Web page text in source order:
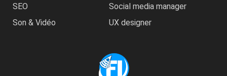
SEO
Social media manager
Son & Vidéo
UX designer